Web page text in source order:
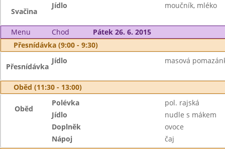
Svačina
Jídlo moučník, mléko
Menu Chod
Pátek 26. 6. 2015
Přesnídávka (9:00 - 9:30)
Přesnídávka
Jídlo masová
Oběd (11:30 - 13:00)
Oběd
Polévka
pol. rajská
Jídlo
nudle s mákem
Doplněk
ovoce
Nápoj
čaj